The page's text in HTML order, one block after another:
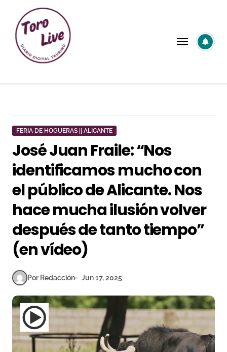
contenido
FERIA DE HOGUERAS || ALICANTE
José Juan Fraile: “Nos
identificamos mucho con
el público de Alicante. Nos
hace mucha ilusión volver
después de tanto tiempo”
(en vídeo)
Por Redacción Jun 17, 2025